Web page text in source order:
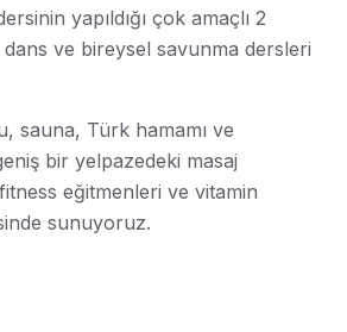
yapıldığı çok amaçlı 2
ve bireysel savunma dersleri
sauna, Türk hamamı ve
bir yelpazedeki masaj
eğitmenleri ve vitamin
sunuyoruz.